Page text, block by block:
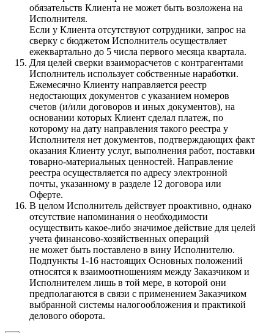
обязательств Клиента не может быть возложена на
Исполнителя.
Если у Клиента отсутствуют сотрудники, запрос на
сверку с бюджетом Исполнитель осуществляет
ежеквартально до 5 числа первого месяца квартала.
Для целей сверки взаиморасчетов с контрагентами
Исполнитель использует собственные наработки.
Ежемесячно Клиенту направляется реестр
недостающих документов с указанием номеров
счетов (и/или договоров и иных документов), на
основании которых Клиент сделал платеж, по
которому на дату направления такого реестра у
Исполнителя нет документов, подтверждающих факт
оказания Клиенту услуг, выполнения работ, поставки
товарно-материальных ценностей. Направление
реестра осуществляется по адресу электронной
почты, указанному в разделе 12 договора или
Оферте.
В целом Исполнитель действует проактивно, однако
отсутствие напоминания о необходимости
осуществить какое-либо значимое действие для целей
учета финансово-хозяйственных операций
не может быть поставлено в вину Исполнителю.
Подпункты 1-16 настоящих Основных положений
относятся к взаимоотношениям между Заказчиком и
Исполнителем лишь в той мере, в которой они
предполагаются в связи с применением Заказчиком
выбранной системы налогообложения и практикой
делового оборота.